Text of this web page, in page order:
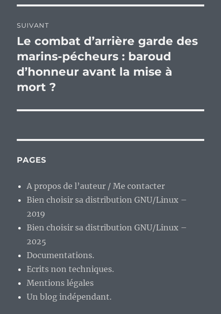
SUIVANT
Publication
suivante :
Le combat d’arrière garde des
marins-pécheurs : baroud
d’honneur avant la mise à
mort ?
PAGES
A propos de l’auteur / Me contacter
Bien choisir sa distribution GNU/Linux –
2019
Bien choisir sa distribution GNU/Linux –
2025
Documentations.
Ecrits non techniques.
Mentions légales
Un blog indépendant.